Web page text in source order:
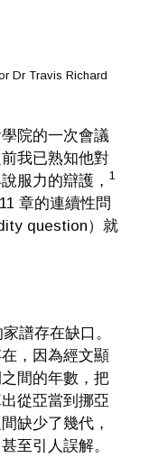
Dr Travis Richard
院的一次會議
我已熟知他對
服力的辯護， 1
章的連續性問
question）就
家譜存在缺口。
，因為經文顯
間的年數，把
從亞當到挪亞
缺少了幾代，
至引人誤解。